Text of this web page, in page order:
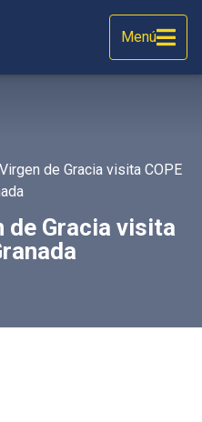
Menú
de Gracia visita COPE
de Gracia visita